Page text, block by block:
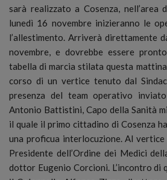
sarà realizzato a Cosenza, nell’area
lunedì 16 novembre inizieranno le
l’allestimento. Arriverà direttamente
novembre, e dovrebbe essere
tabella di marcia stilata questa
corso di un vertice tenuto dal
presenza del team operativo
Antonio Battistini, Capo della Sanità
il quale il primo cittadino di Cosenza
una proficua interlocuzione. Al
Presidente dell’Ordine dei Medici
dottor Eugenio Corcioni. L’incontro di